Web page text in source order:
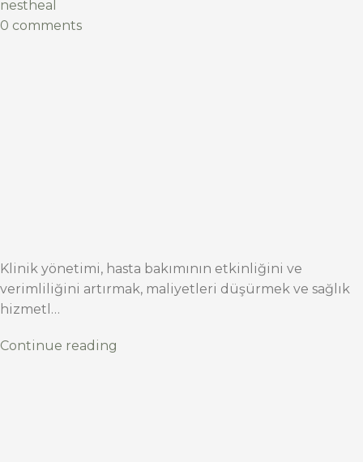
nestheal
0 comments
Klinik yönetimi, hasta bakımının etkinliğini ve
verimliliğini artırmak, maliyetleri düşürmek ve sağlık
hizmetl…
Continue reading